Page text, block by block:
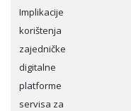
Implikacije
korištenja
zajedničke
digitalne
platforme
servisa za